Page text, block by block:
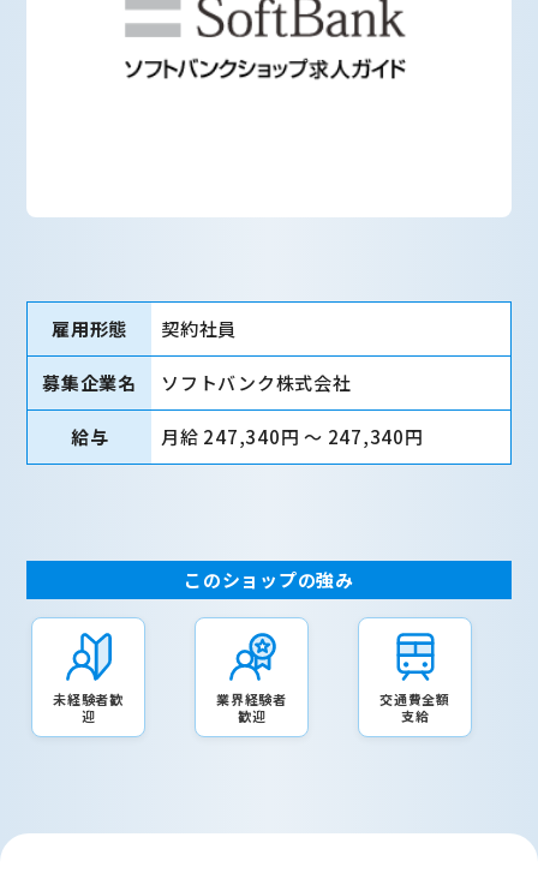
雇用形態 契約社員
募集企業名 ソフトバンク株式会社
給与 月給 247,340円 〜 247,340円
このショップの強み
未経験者歓
迎
業界経験者
歓迎
交通費全額
支給